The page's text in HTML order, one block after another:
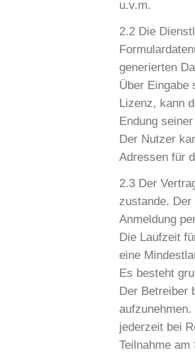
u.v.m.
2.2 Die
generierten
Über Eingabe
Lizenz, kann
Endung
Der Nutzer
Adressen für
2.3 Der
zustande.
Anmeldung
Die Laufzeit
eine
Es besteht
Der Betreiber
jederzeit bei
Teilnahme